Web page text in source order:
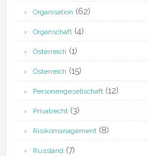
Organisation (62)
Organschaft(4)
Österreich (1)
Österreich (15)
Personengesellschaft(12)
Privatrecht(3)
Risikomanagement(8)
Russland(7)